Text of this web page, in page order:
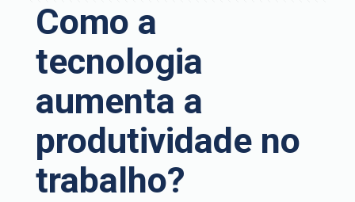
Como a
tecnologia
aumenta a
produtividade no
trabalho?